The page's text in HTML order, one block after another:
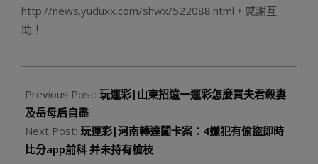
http://news.yuduxx.com/shwx/522088.html，感謝互
助！
10-
21
Previous Post: 玩運彩|山東招遠一運彩怎麼買夫君殺妻
及岳母后自盡
Next Post: 玩運彩|河南轉達闖卡案：4嫌犯有偷盜即時
比分app前科 并未持有槍枝